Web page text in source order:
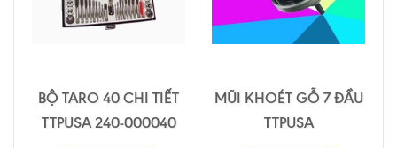
BỘ TARO 40 CHI TIẾT
TTPUSA 240-000040
MŨI KHOÉT GỖ 7 ĐẦU
TTPUSA